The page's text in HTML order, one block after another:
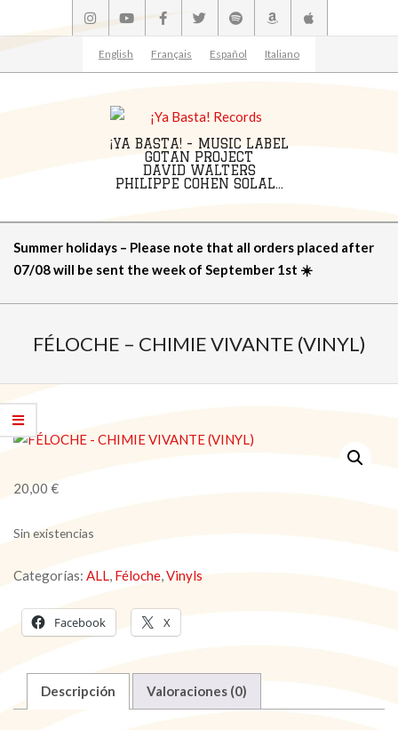
to
English Français Español Italiano
¡YA BASTA! - MUSIC LABEL
GOTAN PROJECT
DAVID WALTERS
PHILIPPE COHEN SOLAL...
Navigation
Menu
Summer holidays – Please note that all orders placed after
07/08 will be sent the week of September 1st ☀️
FÉLOCHE – CHIMIE VIVANTE (VINYL)
20,00 €
Sin existencias
Categorías: ALL, Féloche,Vinyls
Facebook X
Descripción Valoraciones (0)